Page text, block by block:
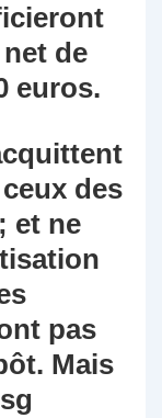
de
euros.
des
et ne
pas
Mais